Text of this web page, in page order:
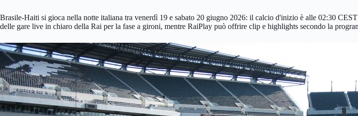
Brasile-Haiti si gioca nella notte italiana tra venerdì 19 e sabato 20 giugno 2026: il calcio d'inizio è alle 02:30
delle gare live in chiaro della Rai per la fase a gironi, mentre RaiPlay può offrire clip e highlights secondo la